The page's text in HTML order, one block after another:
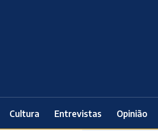
Cultura Entrevistas Opinião